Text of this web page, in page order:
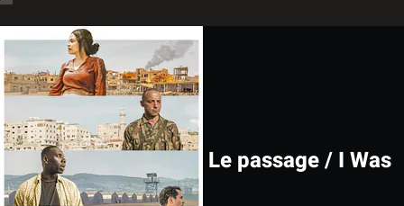
Le passage / I Was